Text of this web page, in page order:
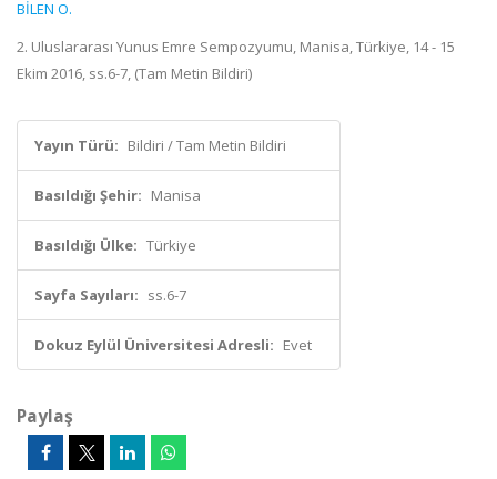
BİLEN O.
2. Uluslararası Yunus Emre Sempozyumu, Manisa, Türkiye, 14 - 15
Ekim 2016, ss.6-7, (Tam Metin Bildiri)
Yayın Türü: Bildiri / Tam Metin Bildiri
Basıldığı Şehir: Manisa
Basıldığı Ülke: Türkiye
Sayfa Sayıları: ss.6-7
Dokuz Eylül Üniversitesi Adresli: Evet
Paylaş